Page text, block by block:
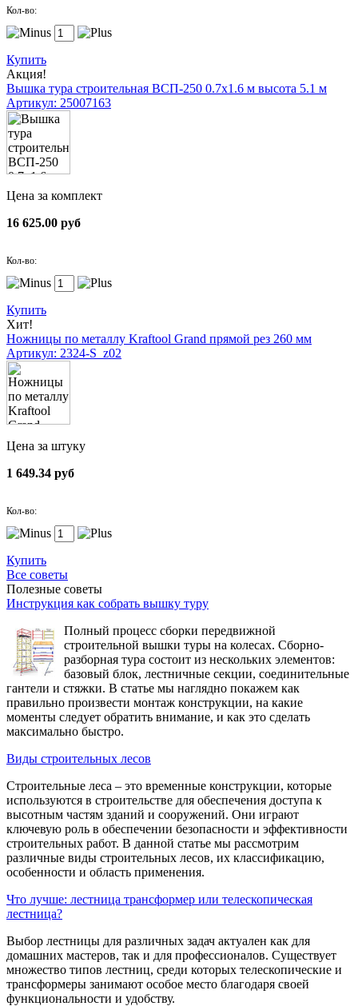
Кол-во:
Купить
Акция!
Вышка тура строительная ВСП-250 0.7х1.6 м высота 5.1 м
Артикул: 25007163
Цена за комплект
16 625.00 руб
Кол-во:
Купить
Хит!
Ножницы по металлу Kraftool Grand прямой рез 260 мм
Артикул: 2324-S_z02
Цена за штуку
1 649.34 руб
Кол-во:
Купить
Все советы
Полезные советы
Инструкция как собрать вышку туру
Полный процесс сборки передвижной
строительной вышки туры на колесах. Сборно-
разборная тура состоит из нескольких элементов:
базовый блок, лестничные секции, соединительные
гантели и стяжки. В статье мы наглядно покажем как
правильно произвести монтаж конструкции, на какие
моменты следует обратить внимание, и как это сделать
максимально быстро.
Виды строительных лесов
Строительные леса – это временные конструкции, которые
используются в строительстве для обеспечения доступа к
высотным частям зданий и сооружений. Они играют
ключевую роль в обеспечении безопасности и эффективности
строительных работ. В данной статье мы рассмотрим
различные виды строительных лесов, их классификацию,
особенности и область применения.
Что лучше: лестница трансформер или телескопическая
лестница?
Выбор лестницы для различных задач актуален как для
домашних мастеров, так и для профессионалов. Существует
множество типов лестниц, среди которых телескопические и
трансформеры занимают особое место благодаря своей
функциональности и удобству.